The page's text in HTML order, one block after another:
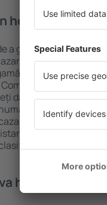
hotel în Kobe?
a găsi un hotel în Kobe
eSky. Baza mare
largă de opţiuni
câmpurile
data de check-in și
de camere şi
disponibilă ȋn
de la hotel ȋn
hotelului.
hoteluri ȋn în